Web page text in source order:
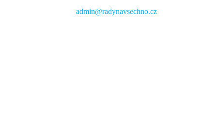
admin@radynavsechno.cz